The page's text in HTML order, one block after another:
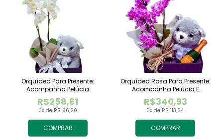
COMPRAR
3x de R$ 86,20
R$258,61
Orquídea Para Presente:
Acompanha Pelúcia
COMPRAR
3x de R$ 113,64
R$340,93
Orquídea Rosa Para Presente:
Acompanha Pelúcia E
Espumante